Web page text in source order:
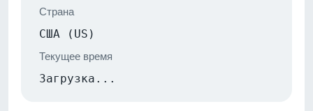
Страна
США (US)
Текущее время
Загрузка...